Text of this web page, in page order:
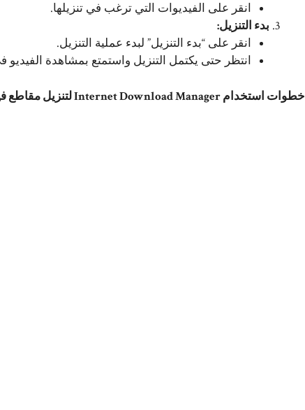
انقر على الفيديوات التي ترغب في تنزيلها.
بدء التنزيل:
انقر على “بدء التنزيل” لبدء عملية التنزيل.
انتظر حتى يكتمل التنزيل واستمتع بمشاهدة
خطوات استخدام Internet Download Manager لتنزيل مقاطع فيديو YouTube: